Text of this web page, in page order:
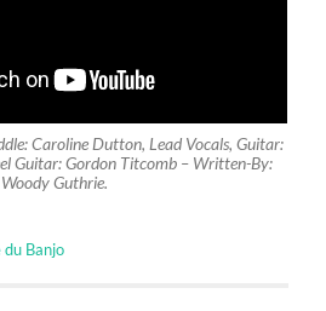
Caroline Dutton, Lead Vocals, Guitar:
Guitar: Gordon Titcomb – Written-By:
Woody Guthrie.
Banjo